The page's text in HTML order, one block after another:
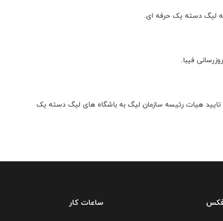
هیات رئیسه سازمان لیگ به باشگاه های لیگ دسته یک
فکس ساعات کار